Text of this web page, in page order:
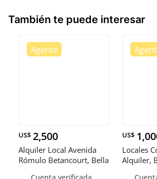
También te puede interesar
US$ 2,500
Alquiler Local Avenida
Rómulo Betancourt, Bella
Cuenta verificada
US$
Locales
Alquiler,